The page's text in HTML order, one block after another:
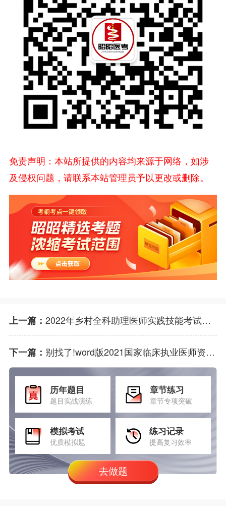
免责声明：本站所提供的内容均来源于网络，如涉
及侵权问题，请联系本站管理员予以更改或删除。
上一篇： 2022年乡村全科助理医师实践技能考试大纲公布
下一篇： 别找了!word版2021国家临床执业医师资格考试大纲在这里
历年题目
题目实战演练
章节练习
章节专项突破
模拟考试
优质模拟题
练习记录
提高复习效率
去做题